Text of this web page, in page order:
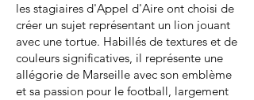
les stagiaires d'Appel d'Aire ont choisi de
créer un sujet représentant un lion jouant
avec une tortue. Habillés de textures et de
couleurs significatives, il représente une
allégorie de Marseille avec son emblème
et sa passion pour le football, largement